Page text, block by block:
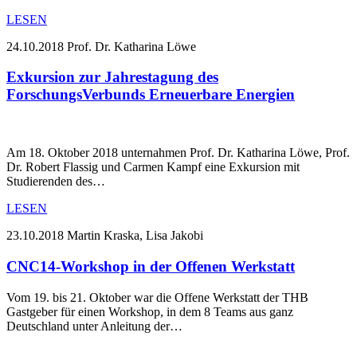
LESEN
24.10.2018 Prof. Dr. Katharina Löwe
Exkursion zur Jahrestagung des
ForschungsVerbunds Erneuerbare Energien
Am 18. Oktober 2018 unternahmen Prof. Dr. Katharina Löwe, Prof.
Dr. Robert Flassig und Carmen Kampf eine Exkursion mit
Studierenden des…
LESEN
23.10.2018 Martin Kraska, Lisa Jakobi
CNC14-Workshop in der Offenen Werkstatt
Vom 19. bis 21. Oktober war die Offene Werkstatt der THB
Gastgeber für einen Workshop, in dem 8 Teams aus ganz
Deutschland unter Anleitung der…